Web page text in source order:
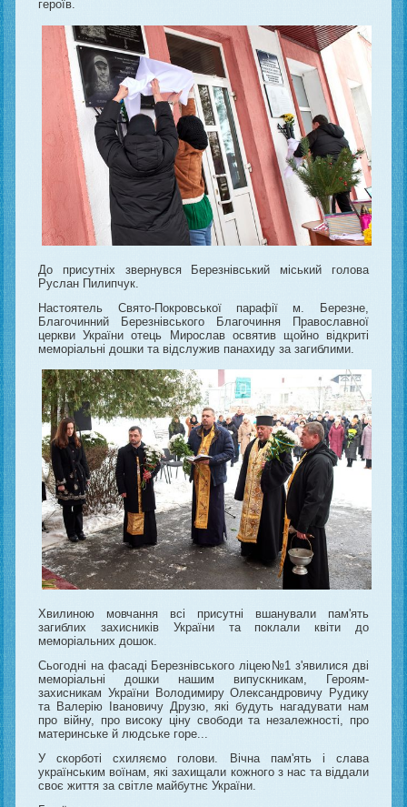
героїв.
До присутніх звернувся Березнівський міський голова
Руслан Пилипчук.
Настоятель Свято-Покровської парафії м. Березне,
Благочинний Березнівського Благочиння Православної
церкви України отець Мирослав освятив щойно відкриті
меморіальні дошки та відслужив панахиду за загиблими.
Хвилиною мовчання всі присутні вшанували пам'ять
загиблих захисників України та поклали квіти до
меморіальних дошок.
Сьогодні на фасаді Березнівського ліцею№1 з'явилися дві
меморіальні дошки нашим випускникам, Героям-
захисникам України Володимиру Олександровичу Рудику
та Валерію Івановичу Друзю, які будуть нагадувати нам
про війну, про високу ціну свободи та незалежності, про
материнське й людське горе...
У скорботі схиляємо голови. Вічна пам'ять і слава
українським воїнам, які захищали кожного з нас та віддали
своє життя за світле майбутнє України.